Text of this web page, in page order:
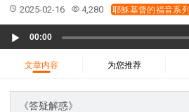
37 哈該書
38 撒迦利亞書
39 瑪拉基
40 馬太福音
41 馬可福音
42 路加
49 以弗所書
2025-02-16 4,280 耶穌基督的福音系列
Player
00:00
文章内容 为您推荐
《答疑解惑》